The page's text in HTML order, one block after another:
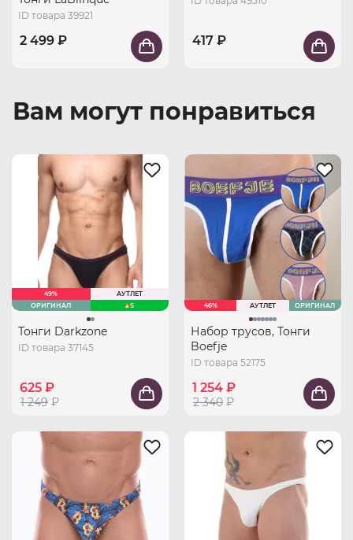
ID товара 39921
2 499 ₽ 417 ₽
Вам могут понравиться
49%
АУТЛЕТ
ОРИГИНАЛ
S
Тонги Darkzone
ID товара 37145
625 ₽
1 249 ₽
46% АУТЛЕТ ОРИГИНАЛ
Набор трусов, Тонги
Boefje
ID товара 52175
1 254 ₽
2 340 ₽